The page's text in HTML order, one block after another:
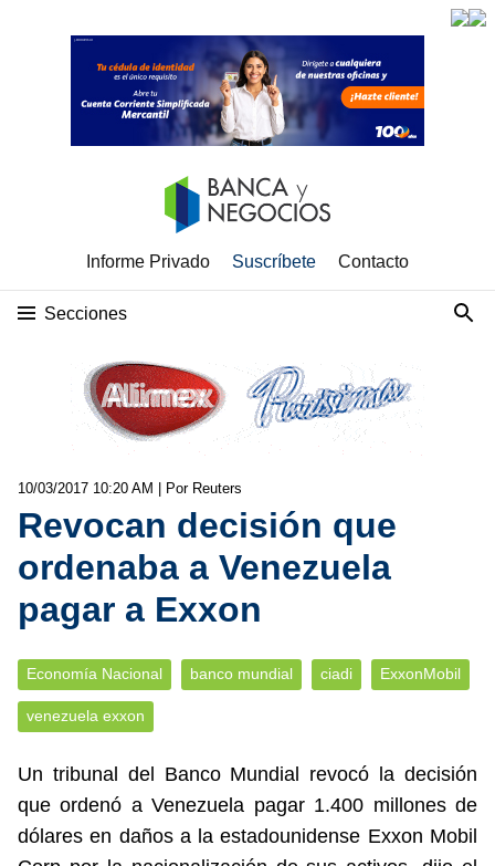
Informe Privado Suscríbete Contacto
Secciones
10/03/2017 10:20 AM | Por Reuters
Revocan decisión que
ordenaba a Venezuela
pagar a Exxon
Economía Nacional banco mundial ciadi ExxonMobil
venezuela exxon
Un tribunal del Banco Mundial revocó la decisión
que ordenó a Venezuela pagar 1.400 millones de
dólares en daños a la estadounidense Exxon Mobil